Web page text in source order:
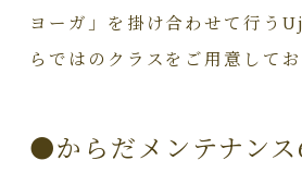
ヨーガ」を掛け合わせて行う
らではのクラスをご用意してお
●からだメンテナン